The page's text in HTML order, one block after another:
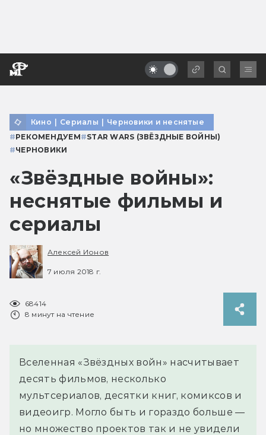
Кино | Сериалы | Черновики и неснятые
#РЕКОМЕНДУЕМ#STAR WARS (ЗВЁЗДНЫЕ ВОЙНЫ)
#ЧЕРНОВИКИ
«Звёздные войны»:
неснятые фильмы и
сериалы
Алексей Ионов
7 июля 2018 г.
68414
8 минут на чтение
Вселенная «Звёздных войн» насчитывает
десять фильмов, несколько
мультсериалов, десятки книг, комиксов и
видеоигр. Могло быть и гораздо больше —
но множество проектов так и не увидели